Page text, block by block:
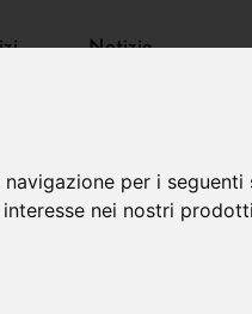
per i seguenti
nei nostri
Notizie